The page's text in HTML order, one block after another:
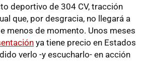
deportivo de 304 CV, tracción
que, por desgracia, no llegará a
menos de momento. Unos meses
ya tiene precio en Estados
verlo -y escucharlo- en acción